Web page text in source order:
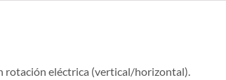
rotación eléctrica (vertical/horizontal).